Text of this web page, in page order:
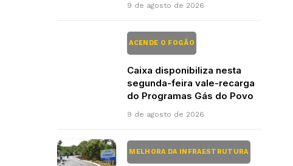
9 de agosto de 2026
ACENDE O FOGÃO
Caixa disponibiliza nesta
segunda-feira vale-recarga
do Programas Gás do Povo
9 de agosto de 2026
MELHORA DA INFRAESTRUTURA